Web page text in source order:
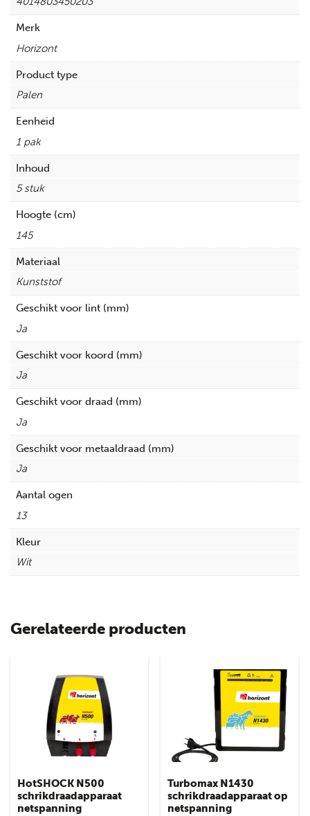
Merk
Horizont
Product type
Palen
Eenheid
1 pak
Inhoud
5 stuk
Hoogte (cm)
145
Materiaal
Kunststof
Geschikt voor lint (mm)
Ja
Geschikt voor koord (mm)
Ja
Geschikt voor draad (mm)
Ja
Geschikt voor metaaldraad (mm)
Ja
Aantal ogen
13
Kleur
Wit
Gerelateerde producten
HotSHOCK N500
schrikdraadapparaat
netspanning
Turbomax N1430
schrikdraadapparaat op
netspanning